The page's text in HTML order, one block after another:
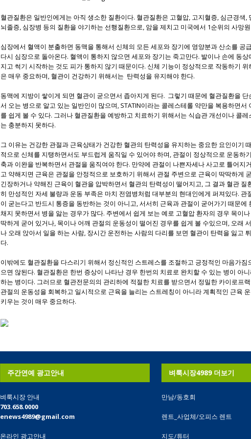
혈관질환은 일반인에게는 아직 생소한 질환이다. 혈관질환은 고혈압, 고지혈증, 심근경색,
뇌졸증, 심장병 등의 질환을 야기하는 선행질환으로, 암을 제치고 미국에서 1순위의 사망
심장에서 혈액이 분출하면 동맥을 통해서 신체의 모든 세포와 장기에 영양분과 산소를 공
다시 심장으로 돌아온다. 혈액이 통하지 않으면 세포와 장기는 죽고만다. 발이나 손에 동상
지고 썩기 시작하는 것도 피가 통하지 않기 때문이다. 신체 기능이 정상적으로 작동하기
은 매우 중요하며, 혈관이 건강하기 위해서는 탄력성을 유지해야 한다.
동맥에 지방이 쌓이게 되면 혈관이 굳으면서 좁아지게 된다. 그렇기 때문에 혈관질환을 단
서 오는 병으로 알고 있는 일반인이 많으며, STATIN이라는 콜레스테롤 약만을 복용하면서
를 쉽게 볼 수 있다. 그러나 혈관질환을 예방하고 치료하기 위해서는 식습관 개선이나 콜
는 충분하지 못하다.
그 이유는 건강한 관절과 근육상태가 건강한 혈관의 탄력성을 유지하는 중요한 요인이기
적으로 신체를 지탱하면서도 부드럽게 움직일 수 있어야 하며, 관절이 정상적으로 운동하
축과 이완을 반복하면서 관절을 움직여야 한다. 만약에 관절이 나쁜자세나 사고로 틀어지
고 약해지면 근육은 관절을 안정적으로 보호하기 위해서 관절 주변으로 근육이 딱딱하게
긴장하거나 약해진 근육이 혈관을 압박하면서 혈관의 탄력성이 떨어지고, 그 결과 혈관 질
히 만성적인 자세 불량과 운동 부족은 마치 전염병처럼 대부분의 현대인에게 퍼져있다. 관
이 굳는다고 반드시 통증을 동반하는 것이 아니고, 서서히 근육과 관절이 굳어가기 때문에
채지 못하면서 병을 앓는 경우가 많다. 주변에서 쉽게 보는 예로 고혈압 환자의 경우 목이
딱하게 굳어 있거나, 목이나 어깨 관절의 운동성이 떨어진 경우를 쉽게 볼 수있으며, 오래
나 오래 앉아서 일을 하는 사람, 장시간 운전하는 사람의 다리를 보면 혈관이 탄력을 잃고
다.
이밖에도 혈관질환을 다스리기 위해서 정신적인 스트레스를 조절하고 긍정적인 마음가짐
으면 않된다. 혈관질환은 한번 증상이 나타난 경우 한번의 치료로 완치할 수 있는 병이 아
하는 병이다. 그러므로 혈관전문의의 관리하에 적절한 치료를 받으면서 정밀한 카이로프
관절의 운동성을 회복하고 일시적으로 근육을 늘리는 스트레칭이 아니라 계획적인 근육
키우는 것이 매우 중요하다.
주간연예 광고안내
벼룩시장 안내
703.658.0000
enews4989@gmail.com
온라인 광고안내
벼룩시장4989 더보기
만남/동호회
렌트_사업체/오피스 렌트
지도/튜터